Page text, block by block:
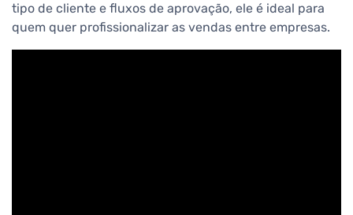
tipo de cliente e fluxos de aprovação, ele é ideal para
quem quer profissionalizar as vendas entre empresas.